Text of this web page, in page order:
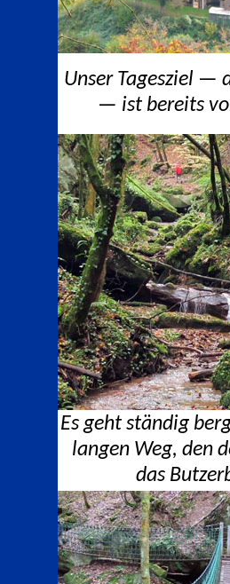
Unser Tagesziel —
— ist bereits
Es geht ständig
langen Weg, den
das